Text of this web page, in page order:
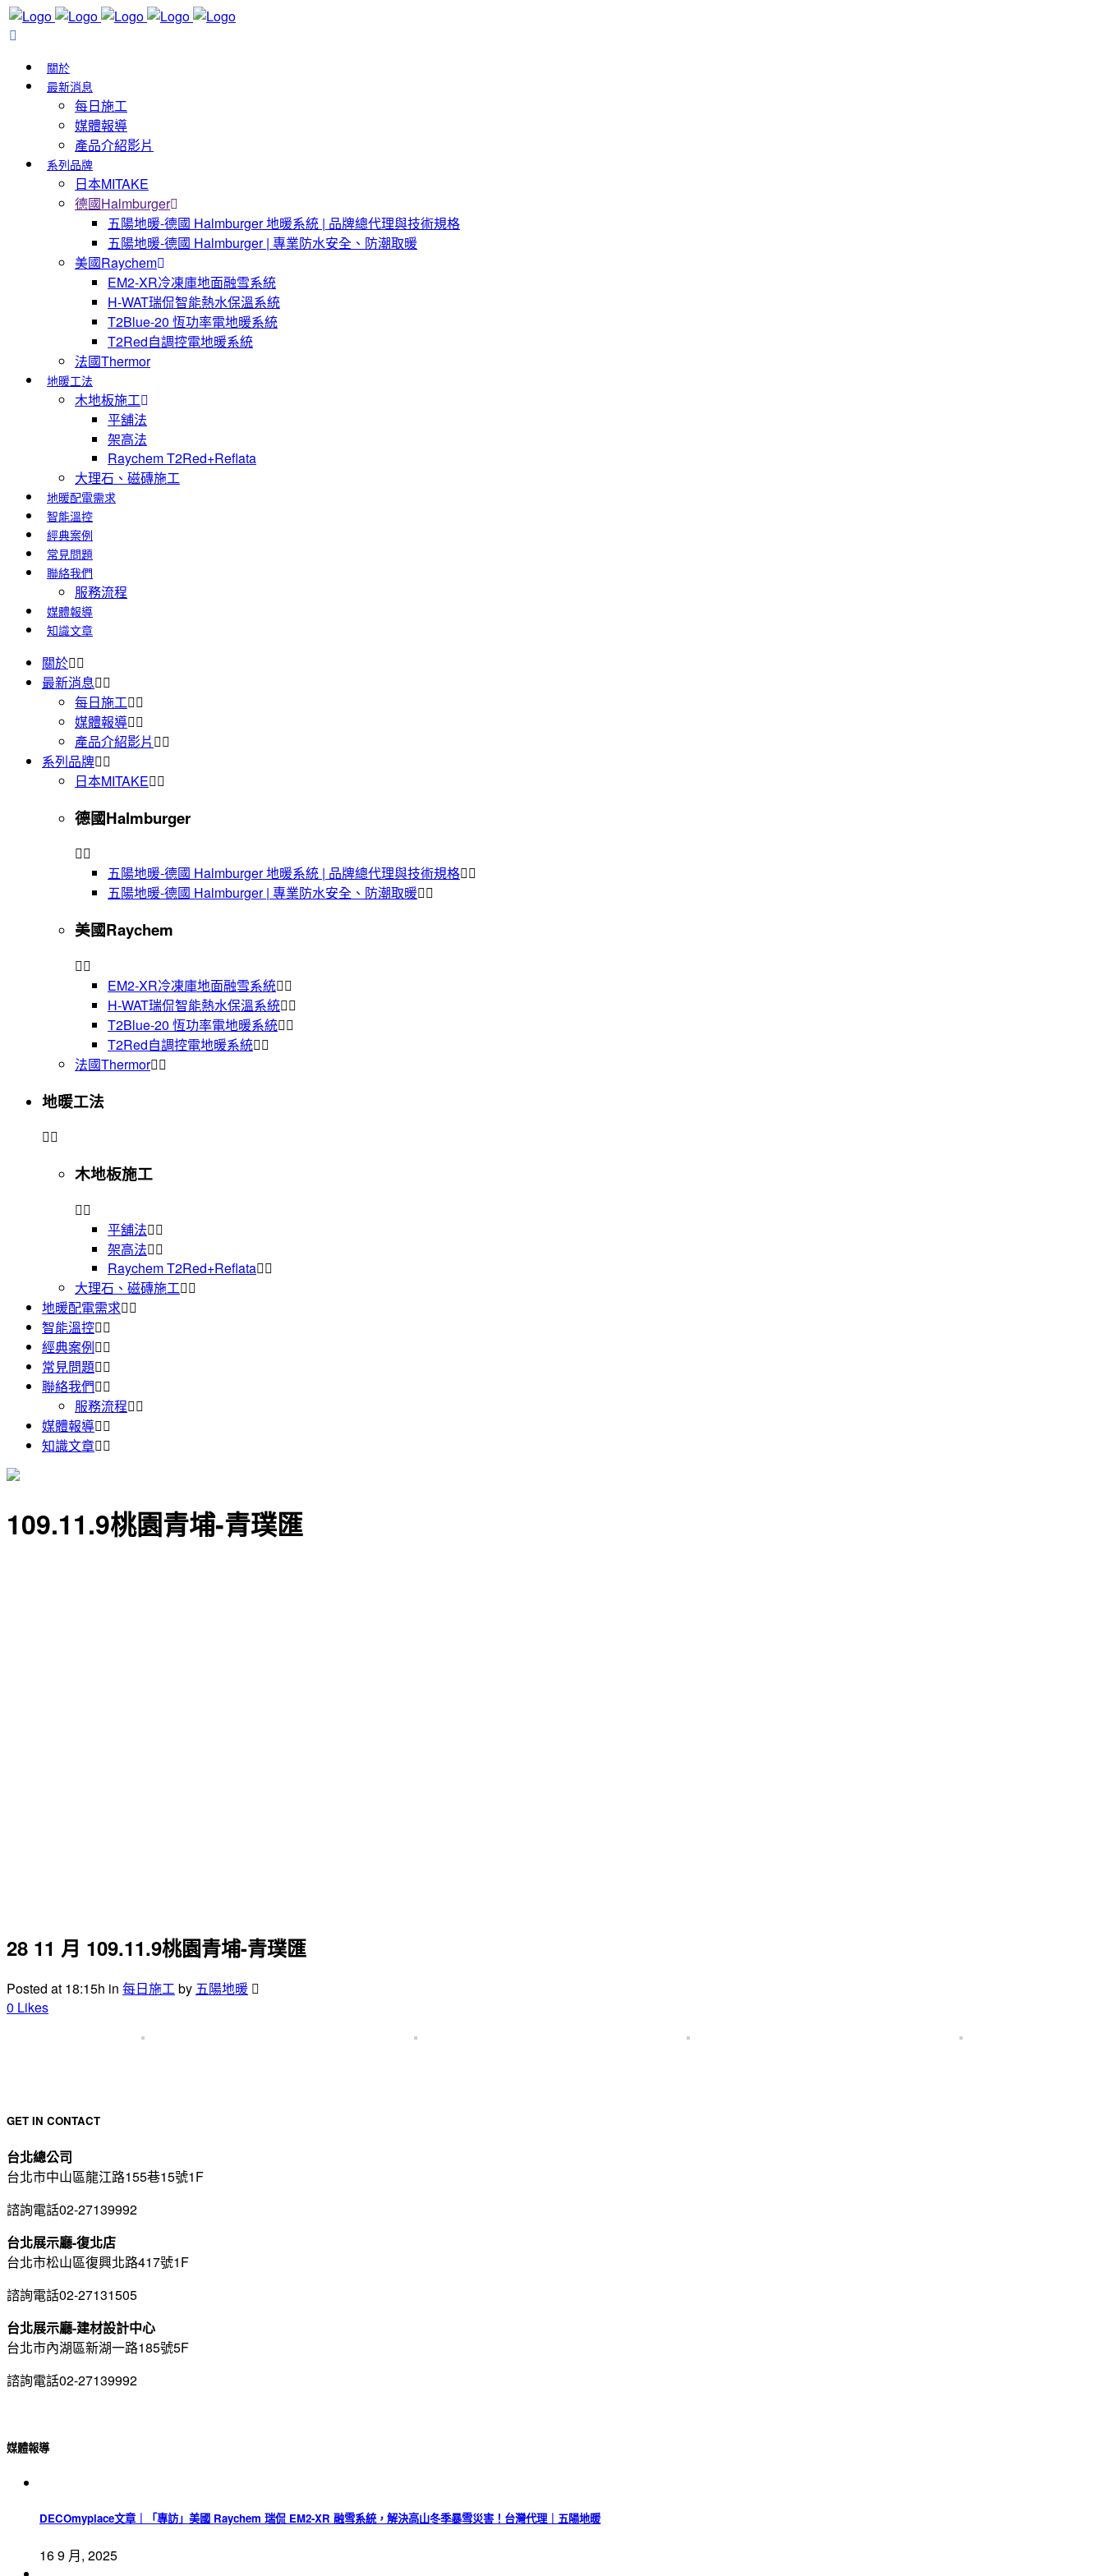
關於
最新消息
每日施工
媒體報導
產品介紹影片
系列品牌
日本MITAKE
德國Halmburger
五陽地暖-德國 Halmburger 地暖系統 | 品牌總代理與技術規格
五陽地暖-德國 Halmburger | 專業防水安全、防潮取暖
美國Raychem
EM2-XR冷凍庫地面融雪系統
H-WAT瑞侃智能熱水保溫系統
T2Blue-20 恆功率電地暖系統
T2Red自調控電地暖系統
法國Thermor
地暖工法
木地板施工
平舖法
架高法
Raychem T2Red+Reflata
大理石、磁磚施工
地暖配電需求
智能溫控
經典案例
常見問題
聯絡我們
服務流程
媒體報導
知識文章
關於
最新消息
每日施工
媒體報導
產品介紹影片
系列品牌
日本MITAKE
德國Halmburger
五陽地暖-德國 Halmburger 地暖系統 | 品牌總代理與技術規格
五陽地暖-德國 Halmburger | 專業防水安全、防潮取暖
美國Raychem
EM2-XR冷凍庫地面融雪系統
H-WAT瑞侃智能熱水保溫系統
T2Blue-20 恆功率電地暖系統
T2Red自調控電地暖系統
法國Thermor
地暖工法
木地板施工
平舖法
架高法
Raychem T2Red+Reflata
大理石、磁磚施工
地暖配電需求
智能溫控
經典案例
常見問題
聯絡我們
服務流程
媒體報導
知識文章
109.11.9桃園青埔-青璞匯
28 11 月 109.11.9桃園青埔-青璞匯
Posted at 18:15h in 每日施工 by 五陽地暖
0 Likes
GET IN CONTACT
台北總公司
台北市中山區龍江路155巷15號1F
諮詢電話02-27139992
台北展示廳-復北店
台北市松山區復興北路417號1F
諮詢電話02-27131505
台北展示廳-建材設計中心
台北市內湖區新湖一路185號5F
諮詢電話02-27139992
媒體報導
DECOmyplace文章｜「專訪」美國 Raychem 瑞侃 EM2-XR 融雪系統，解決高山冬季暴雪災害！台灣代理｜五陽地暖
16 9 月, 2025